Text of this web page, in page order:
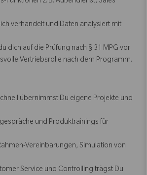
verhandelt und Daten analysiert mit
auf die Prüfung nach § 31 MPG vor.
Vertriebsrolle nach dem Programm.
übernimmst Du eigene Projekte und
und Produktrainings für
Vereinbarungen, Simulation von
Service und Controlling trägst Du